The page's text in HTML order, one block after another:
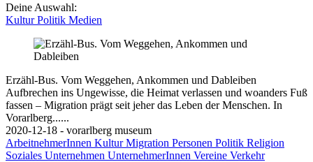
Deine Auswahl:
KulturPolitik Medien
Erzähl-Bus. Vom Weggehen, Ankommen und Dableiben
Aufbrechen ins Ungewisse, die Heimat verlassen und woanders Fuß
fassen – Migration prägt seit jeher das Leben der Menschen. In
Vorarlberg......
2020-12-18 - vorarlberg museum
ArbeitnehmerInnen KulturMigration Personen Politik Religion
Soziales Unternehmen UnternehmerInnen Vereine Verkehr